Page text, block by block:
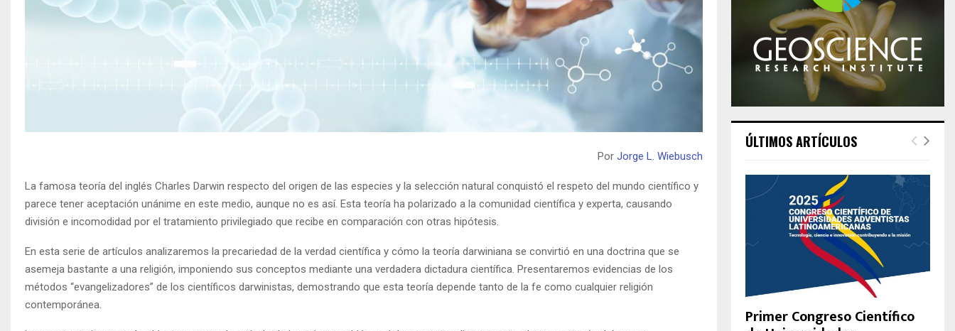
Por Jorge L. Wiebusch
La famosa teoría del inglés Charles Darwin respecto del origen de las especies y la selección natural conquistó el respeto del mundo científico y
parece tener aceptación unánime en este medio, aunque no es así. Esta teoría ha polarizado a la comunidad científica y experta, causando
división e incomodidad por el tratamiento privilegiado que recibe en comparación con otras hipótesis.
En esta serie de artículos analizaremos la precariedad de la verdad científica y cómo la teoría darwiniana se convirtió en una doctrina que se
asemeja bastante a una religión, imponiendo sus conceptos mediante una verdadera dictadura científica. Presentaremos evidencias de los
métodos “evangelizadores” de los científicos darwinistas, demostrando que esta teoría depende tanto de la fe como cualquier religión
contemporánea.
ÚLTIMOS ARTÍCULOS
Primer Congreso Científico